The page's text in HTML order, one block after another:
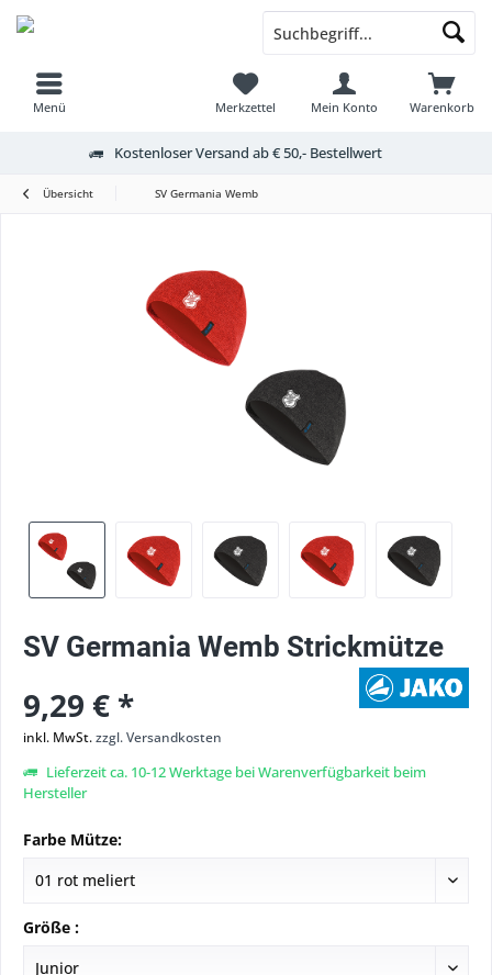
Menü Warenkorb
Merkzettel Mein Konto
Kostenloser Versand ab € 50,- Bestellwert
Übersicht SV Germania Wemb
SV Germania Wemb Strickmütze
9,29 € *
inkl. MwSt.zzgl. Versandkosten
Lieferzeit ca. 10-12 Werktage bei Warenverfügbarkeit beim
Hersteller
Farbe Mütze:
Größe :